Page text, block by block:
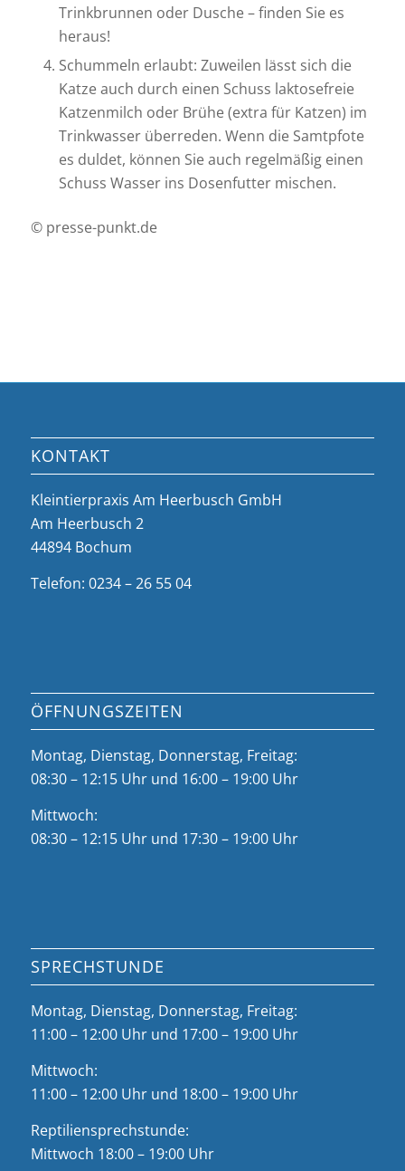
Trinkbrunnen oder Dusche – finden Sie es
heraus!
Schummeln erlaubt: Zuweilen lässt sich die
Katze auch durch einen Schuss laktosefreie
Katzenmilch oder Brühe (extra für Katzen) im
Trinkwasser überreden. Wenn die Samtpfote
es duldet, können Sie auch regelmäßig einen
Schuss Wasser ins Dosenfutter mischen.
© presse-punkt.de
KONTAKT
Kleintierpraxis Am Heerbusch GmbH
Am Heerbusch 2
44894 Bochum
Telefon: 0234 – 26 55 04
ÖFFNUNGSZEITEN
Montag, Dienstag, Donnerstag, Freitag:
08:30 – 12:15 Uhr und 16:00 – 19:00 Uhr
Mittwoch:
08:30 – 12:15 Uhr und 17:30 – 19:00 Uhr
SPRECHSTUNDE
Montag, Dienstag, Donnerstag, Freitag:
11:00 – 12:00 Uhr und 17:00 – 19:00 Uhr
Mittwoch:
11:00 – 12:00 Uhr und 18:00 – 19:00 Uhr
Reptiliensprechstunde:
Mittwoch 18:00 – 19:00 Uhr